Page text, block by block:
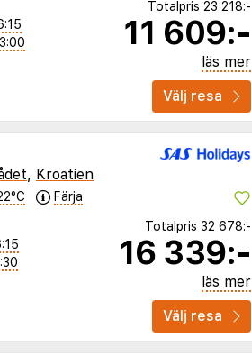
Totalpris 23 218:-
11 609:-
läs mer
Välj resa
, Kroatien
Färja
Totalpris 32 678:-
16 339:-
läs mer
Välj resa